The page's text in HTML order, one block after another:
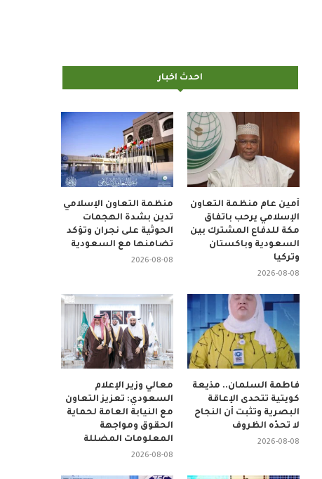
احدث اخبار
منظمة التعاون الإسلامي
تدين بشدة الهجمات
الحوثية على نجران وتؤكد
تضامنها مع السعودية
2026-08-08
أمين عام منظمة التعاون
الإسلامي يرحب باتفاق
مكة للدفاع المشترك بين
السعودية وباكستان
وتركيا
2026-08-08
معالي وزير الإعلام
السعودي: تعزيز التعاون
مع النيابة العامة لحماية
الحقوق ومواجهة
المعلومات المضللة
2026-08-08
فاطمة السلمان.. مذيعة
كويتية تتحدى الإعاقة
البصرية وتثبت أن النجاح
لا تحدّه الظروف
2026-08-08